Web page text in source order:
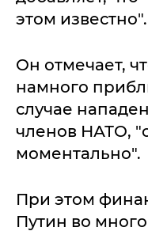
этом известно".
Он отмечает,
намного
случае
членов НАТО,
моментально".
При этом
Путин во